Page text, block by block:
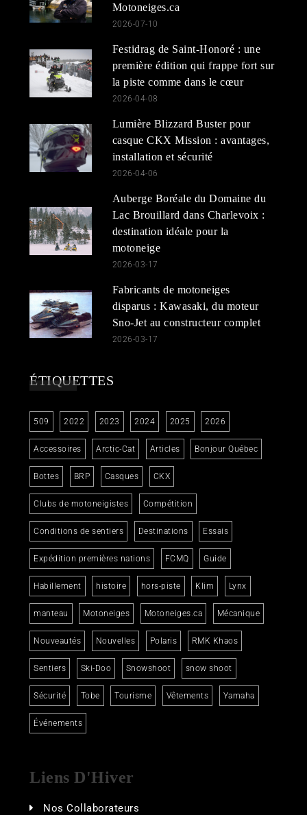
Motoneiges.ca
2026-07-10
Festidrag de Saint-Honoré : une
première édition qui frappe fort sur
la piste comme dans le cœur
2026-04-08
Lumière Blizzard Buster pour
casque CKX Mission : avantages,
installation et sécurité
2026-04-06
Auberge Boréale du Domaine du
Lac Brouillard dans Charlevoix :
destination idéale pour la
motoneige
2026-03-17
Fabricants de motoneiges
disparus : Kawasaki, du moteur
Sno-Jet au constructeur complet
2026-03-17
ÉTIQUETTES
509 2022 2023 2024 2025 2026
Accessoires Arctic-Cat Articles Bonjour Québec
Bottes BRP Casques CKX
Clubs de motoneigistes Compétition
Conditions de sentiers Destinations Essais
Expédition premières nations FCMQ Guide
Habillement histoire hors-piste Klim Lynx
manteau Motoneiges Motoneiges.ca Mécanique
Nouveautés Nouvelles Polaris RMK Khaos
Sentiers Ski-Doo Snowshoot snow shoot
Sécurité Tobe Tourisme Vêtements Yamaha
Événements
Liens D'Hiver
Nos Collaborateurs